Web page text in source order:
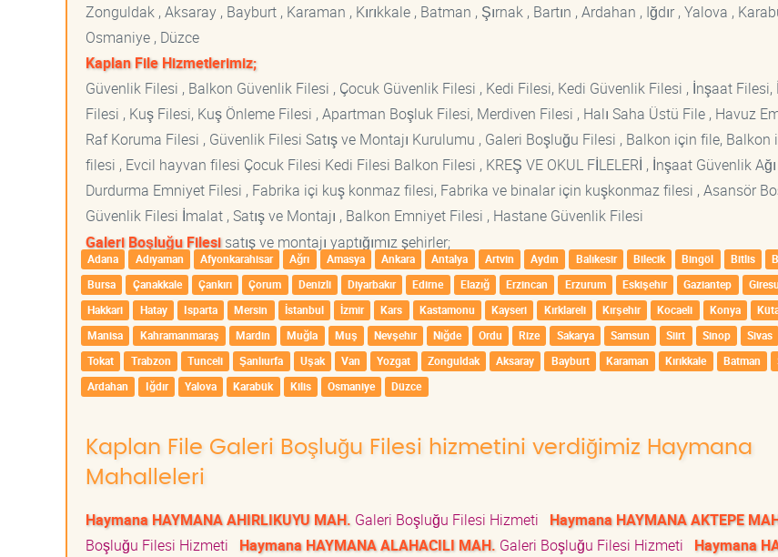
Zonguldak , Aksaray , Bayburt , Karaman , Kırıkkale , Batman , Şırnak , Bartın , Ardahan , Iğdır , Yalova ,
Osmaniye , Düzce
Kaplan File Hizmetlerimiz;
Güvenlik Filesi , Balkon Güvenlik Filesi , Çocuk Güvenlik Filesi , Kedi Filesi, Kedi Güvenlik Filesi , İnşaat Filesi,
Filesi , Kuş Filesi, Kuş Önleme Filesi , Apartman Boşluk Filesi, Merdiven Filesi , Halı Saha Üstü File , Havuz
Raf Koruma Filesi , Güvenlik Filesi Satış ve Montajı Kurulumu , Galeri Boşluğu Filesi , Balkon için file,
filesi , Evcil hayvan filesi Çocuk Filesi Kedi Filesi Balkon Filesi , KREŞ VE OKUL FİLELERİ , İnşaat Güvenlik
Durdurma Emniyet Filesi , Fabrika içi kuş konmaz filesi, Fabrika ve binalar için kuşkonmaz filesi , Asansör
Güvenlik Filesi İmalat , Satış ve Montajı , Balkon Emniyet Filesi , Hastane Güvenlik Filesi
Galeri Boşluğu Filesisatış ve montajı yaptığımız şehirler;
Adana Adıyaman Afyonkarahisar Ağrı Amasya Ankara Antalya Artvin Aydın Balıkesir Bilecik Bingöl Bitlis
Bursa
Çanakkale Çankırı Çorum Denizli Diyarbakır Edirne Elazığ Erzincan Erzurum Eskişehir Gaziantep
Hakkari
Hatay Isparta Mersin İstanbul İzmir Kars Kastamonu Kayseri Kırklareli Kırşehir Kocaeli Konya
Manisa
Kahramanmaraş Mardin Muğla Muş Nevşehir Niğde Ordu Rize Sakarya Samsun Siirt Sinop Sivas
Tokat
Trabzon Tunceli Şanlıurfa Uşak Van Yozgat Zonguldak Aksaray Bayburt Karaman Kırıkkale Batman
Ardahan
Iğdır Yalova Karabük Kilis Osmaniye Düzce
Kaplan File Galeri Boşluğu Filesi hizmetini verdiğimiz Haymana
Mahalleleri
Haymana HAYMANA AHIRLIKUYU MAH. Galeri Boşluğu Filesi Hizmeti Haymana HAYMANA AKTEPE
Boşluğu Filesi Hizmeti
Haymana HAYMANA ALAHACILI MAH. Galeri Boşluğu Filesi Hizmeti
Haymana